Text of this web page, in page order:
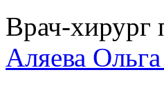
Врач-хирург
Аляева